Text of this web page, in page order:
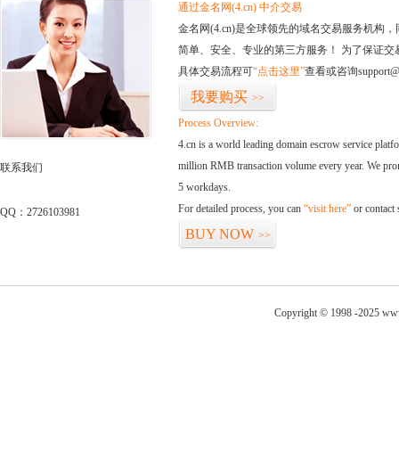
联系我们
QQ：2726103981
通过金名网(4.cn) 中介交易
金名网(4.cn)是全球领先的域名交易服务机构
简单、安全、专业的第三方服务！ 为了保证
具体交易流程可“点击这里”查看或咨询
我要购买 >>
Process Overview:
4.cn is a world leading domain escrow service
million RMB transaction volume every year. We
5 workdays.
For detailed process, you can “visit here” or contact
BUY NOW >>
Copyright © 1998 -2025